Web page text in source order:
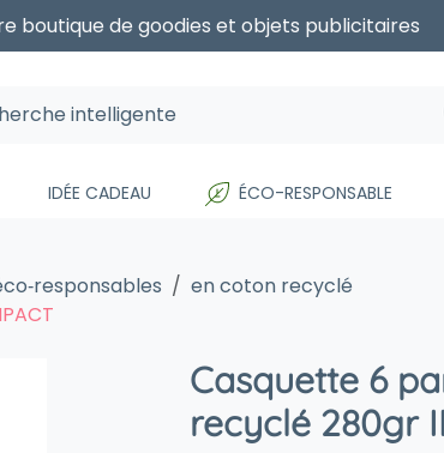
boutique de goodies et objets publicitaires
IDÉE CADEAU ÉCO-RESPONSABLE
en coton recyclé
Casquette 6
recyclé 280gr